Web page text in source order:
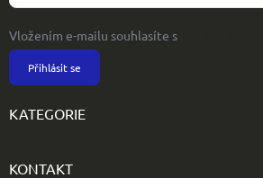
Vložením e-mailu souhlasíte s
Přihlásit se
KATEGORIE
KONTAKT